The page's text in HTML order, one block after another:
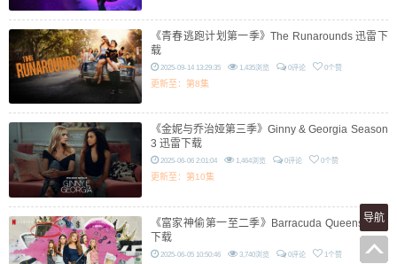
《青春逃跑计划第一季》The Runarounds 迅雷下
载
2025-09-14 13:29:35 1,435浏览 0评论 0个赞
更新至：第8集
《金妮与乔治娅第三季》Ginny & Georgia Season
3 迅雷下载
2025-06-06 2:01:04 1,464浏览 0评论 0个赞
更新至：第10集
《富家神偷第一至二季》Barracuda Queens 迅雷
下载
2025-06-05 10:50:46 3,740浏览 0评论 1个赞
导航